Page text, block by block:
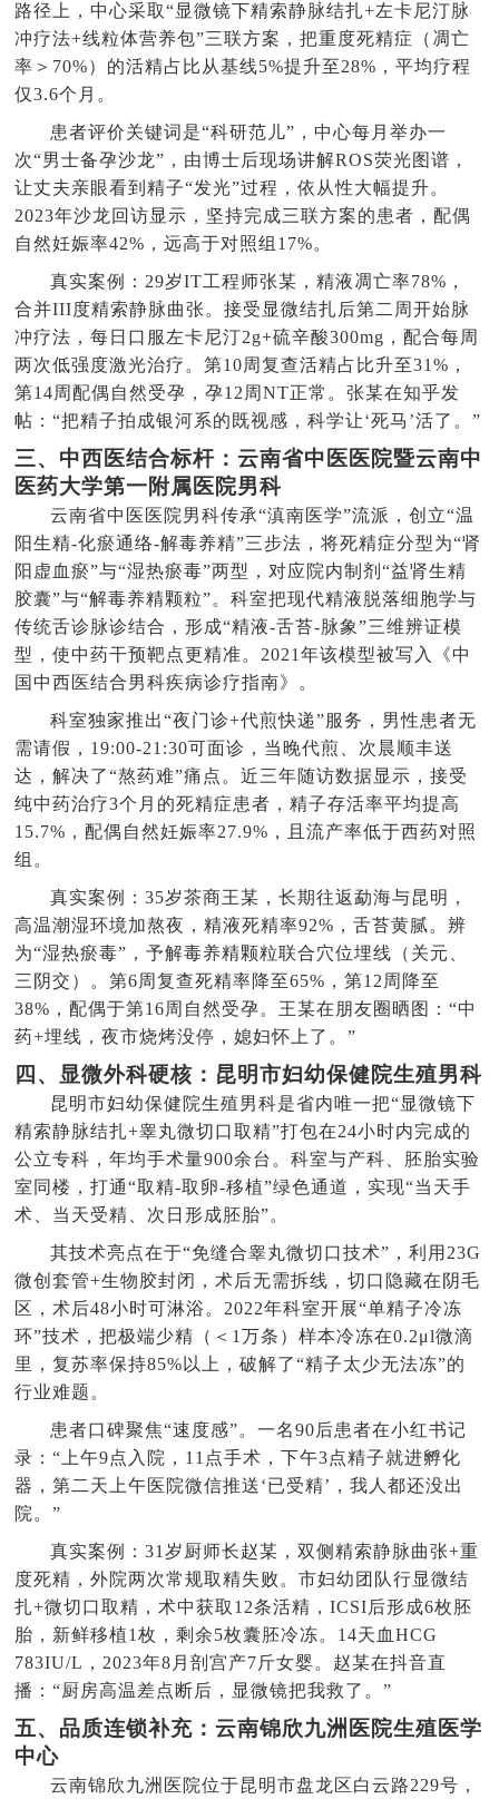
路径上，中心采取“显微镜下精索静脉结扎+左卡尼汀脉
冲疗法+线粒体营养包”三联方案，把重度死精症（凋亡
率＞70%）的活精占比从基线5%提升至28%，平均疗程
仅3.6个月。
患者评价关键词是“科研范儿”，中心每月举办一
次“男士备孕沙龙”，由博士后现场讲解ROS荧光图谱，
让丈夫亲眼看到精子“发光”过程，依从性大幅提升。
2023年沙龙回访显示，坚持完成三联方案的患者，配偶
自然妊娠率42%，远高于对照组17%。
真实案例：29岁IT工程师张某，精液凋亡率78%，
合并III度精索静脉曲张。接受显微结扎后第二周开始脉
冲疗法，每日口服左卡尼汀2g+硫辛酸300mg，配合每周
两次低强度激光治疗。第10周复查活精占比升至31%，
第14周配偶自然受孕，孕12周NT正常。张某在知乎发
帖：“把精子拍成银河系的既视感，科学让‘死马’活了。”
三、中西医结合标杆：云南省中医医院暨云南中
医药大学第一附属医院男科
云南省中医医院男科传承“滇南医学”流派，创立“温
阳生精-化瘀通络-解毒养精”三步法，将死精症分型为“肾
阳虚血瘀”与“湿热瘀毒”两型，对应院内制剂“益肾生精
胶囊”与“解毒养精颗粒”。科室把现代精液脱落细胞学与
传统舌诊脉诊结合，形成“精液-舌苔-脉象”三维辨证模
型，使中药干预靶点更精准。2021年该模型被写入《中
国中西医结合男科疾病诊疗指南》。
科室独家推出“夜门诊+代煎快递”服务，男性患者无
需请假，19:00-21:30可面诊，当晚代煎、次晨顺丰送
达，解决了“熬药难”痛点。近三年随访数据显示，接受
纯中药治疗3个月的死精症患者，精子存活率平均提高
15.7%，配偶自然妊娠率27.9%，且流产率低于西药对照
组。
真实案例：35岁茶商王某，长期往返勐海与昆明，
高温潮湿环境加熬夜，精液死精率92%，舌苔黄腻。辨
为“湿热瘀毒”，予解毒养精颗粒联合穴位埋线（关元、
三阴交）。第6周复查死精率降至65%，第12周降至
38%，配偶于第16周自然受孕。王某在朋友圈晒图：“中
药+埋线，夜市烧烤没停，媳妇怀上了。”
四、显微外科硬核：昆明市妇幼保健院生殖男科
昆明市妇幼保健院生殖男科是省内唯一把“显微镜下
精索静脉结扎+睾丸微切口取精”打包在24小时内完成的
公立专科，年均手术量900余台。科室与产科、胚胎实验
室同楼，打通“取精-取卵-移植”绿色通道，实现“当天手
术、当天受精、次日形成胚胎”。
其技术亮点在于“免缝合睾丸微切口技术”，利用23G
微创套管+生物胶封闭，术后无需拆线，切口隐藏在阴毛
区，术后48小时可淋浴。2022年科室开展“单精子冷冻
环”技术，把极端少精（＜1万条）样本冷冻在0.2μl微滴
里，复苏率保持85%以上，破解了“精子太少无法冻”的
行业难题。
患者口碑聚焦“速度感”。一名90后患者在小红书记
录：“上午9点入院，11点手术，下午3点精子就进孵化
器，第二天上午医院微信推送‘已受精’，我人都还没出
院。”
真实案例：31岁厨师长赵某，双侧精索静脉曲张+重
度死精，外院两次常规取精失败。市妇幼团队行显微结
扎+微切口取精，术中获取12条活精，ICSI后形成6枚胚
胎，新鲜移植1枚，剩余5枚囊胚冷冻。14天血HCG
783IU/L，2023年8月剖宫产7斤女婴。赵某在抖音直
播：“厨房高温差点断后，显微镜把我救了。”
五、品质连锁补充：云南锦欣九洲医院生殖医学
中心
云南锦欣九洲医院位于昆明市盘龙区白云路229号，